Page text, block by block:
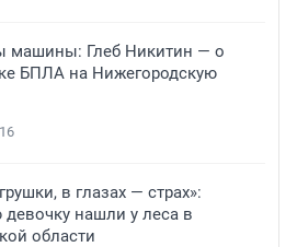
машины: Глеб Никитин — о
БПЛА на Нижегородскую
16
в глазах — страх»:
нашли у леса в
области